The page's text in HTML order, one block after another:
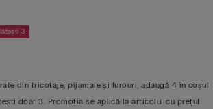
3
din tricotaje, pijamale și furouri, adaugă 4 în coșul
doar 3. Promoția se aplică la articolul cu prețul